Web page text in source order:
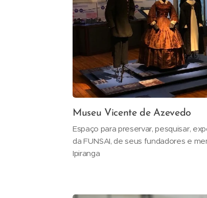
Museu Vicente de Azevedo
Espaço para preservar, pesquisar,
da FUNSAI, de seus fundadores e
Ipiranga